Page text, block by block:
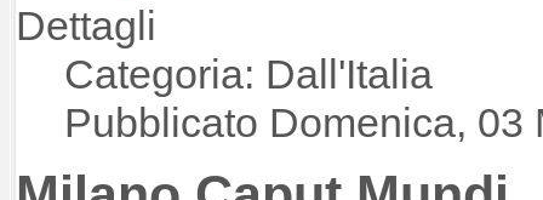
Dettagli
Categoria: Dall'Italia
Pubblicato Domenica, 03